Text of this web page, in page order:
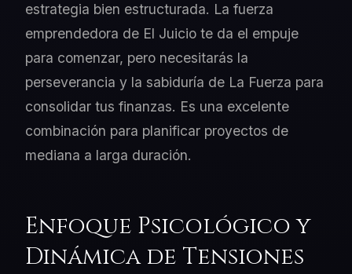
estrategia bien estructurada. La fuerza
emprendedora de El Juicio te da el empuje
para comenzar, pero necesitarás la
perseverancia y la sabiduría de La Fuerza para
consolidar tus finanzas. Es una excelente
combinación para planificar proyectos de
mediana a larga duración.
Enfoque Psicológico y
Dinámica de Tensiones